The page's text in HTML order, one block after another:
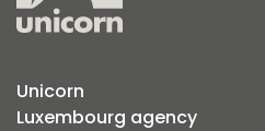
Unicorn
Luxembourg agency